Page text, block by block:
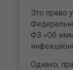
Это право
ФЗ «Об
Однако,